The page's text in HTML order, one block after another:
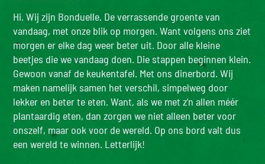
Hi. Wij zijn Bonduelle. De verrassende groente van
vandaag, met onze blik op morgen. Want volgens ons ziet
morgen er elke dag weer beter uit. Door alle kleine
beetjes die we vandaag doen. Die stappen beginnen klein.
Gewoon vanaf de keukentafel. Met ons dinerbord. Wij
maken namelijk samen het verschil, simpelweg door
lekker en beter te eten. Want, als we met z’n allen méér
plantaardig eten, dan zorgen we niet alleen beter voor
onszelf, maar ook voor de wereld. Op ons bord valt dus
een wereld te winnen. Letterlijk!